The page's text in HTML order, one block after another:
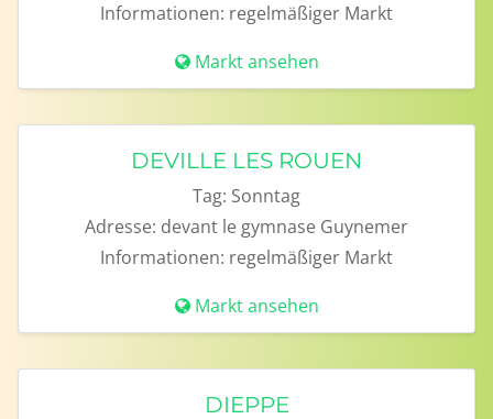
Informationen: regelmäßiger Markt
Markt ansehen
DEVILLE LES ROUEN
Tag: Sonntag
Adresse: devant le gymnase Guynemer
Informationen: regelmäßiger Markt
Markt ansehen
DIEPPE